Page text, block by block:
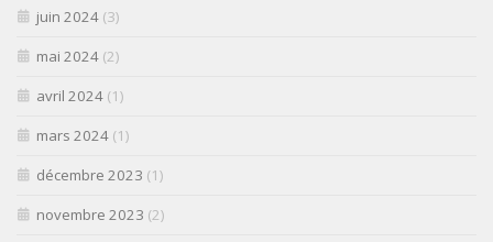
juin 2024 (3)
mai 2024 (2)
avril 2024 (1)
mars 2024 (1)
décembre 2023 (1)
novembre 2023 (2)